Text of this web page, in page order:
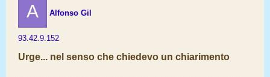
A Alfonso Gil
93.42.9.152
Urge... nel senso che chiedevo un chiarimento